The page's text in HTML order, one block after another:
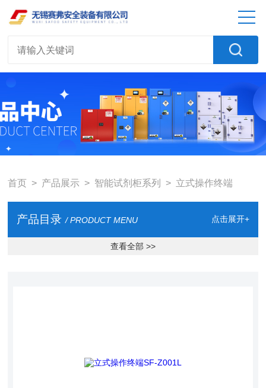
首页 > 产品展示 > 智能试剂柜系列 > 立式操作终端
产品目录 / PRODUCT MENU 点击展开+
查看全部 >>